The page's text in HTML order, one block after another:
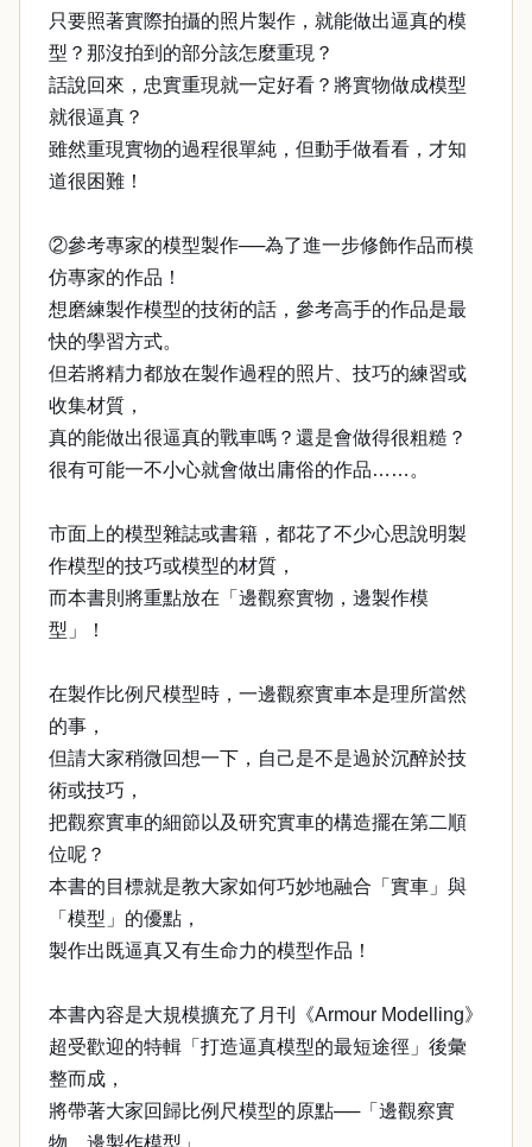
只要照著實際拍攝的照片製作，就能做出逼真的模
型？那沒拍到的部分該怎麼重現？
話說回來，忠實重現就一定好看？將實物做成模型
就很逼真？
雖然重現實物的過程很單純，但動手做看看，才知
道很困難！
②參考專家的模型製作──為了進一步修飾作品而模
仿專家的作品！
想磨練製作模型的技術的話，參考高手的作品是最
快的學習方式。
但若將精力都放在製作過程的照片、技巧的練習或
收集材質，
真的能做出很逼真的戰車嗎？還是會做得很粗糙？
很有可能一不小心就會做出庸俗的作品……。
市面上的模型雜誌或書籍，都花了不少心思說明製
作模型的技巧或模型的材質，
而本書則將重點放在「邊觀察實物，邊製作模
型」！
在製作比例尺模型時，一邊觀察實車本是理所當然
的事，
但請大家稍微回想一下，自己是不是過於沉醉於技
術或技巧，
把觀察實車的細節以及研究實車的構造擺在第二順
位呢？
本書的目標就是教大家如何巧妙地融合「實車」與
「模型」的優點，
製作出既逼真又有生命力的模型作品！
本書內容是大規模擴充了月刊《Armour Modelling》
超受歡迎的特輯「打造逼真模型的最短途徑」後彙
整而成，
將帶著大家回歸比例尺模型的原點──「邊觀察實
物，邊製作模型」。